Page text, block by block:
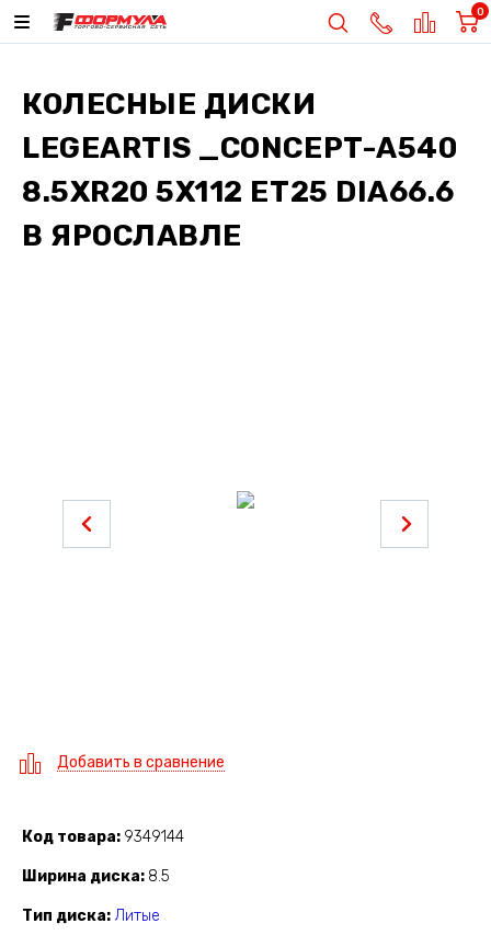
0
КОЛЕСНЫЕ ДИСКИ
LEGEARTIS _CONCEPT-A540
8.5XR20 5X112 ET25 DIA66.6
В ЯРОСЛАВЛЕ
Добавить в сравнение
Код товара 9349144
Ширина диска 8.5
Тип диска Литые